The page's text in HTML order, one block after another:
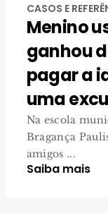
CASOS E
Menino
ganhou
pagar a
uma
Na escola
Bragança
amigos ...
Saiba mais